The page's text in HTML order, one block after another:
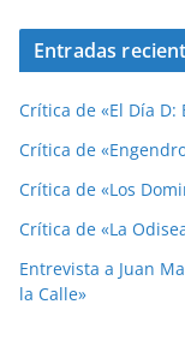
Entradas
Crítica de «El Día
Crítica de
Crítica de «Los
Crítica de «La
Entrevista a Juan
la Calle»